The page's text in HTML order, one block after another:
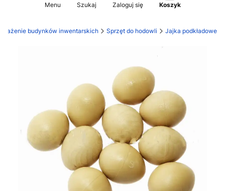
Menu Szukaj Zaloguj się Koszyk
budynków inwentarskich Sprzęt do hodowli Jajka podkładowe